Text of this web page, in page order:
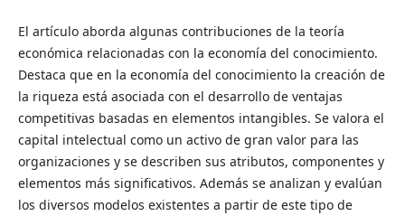
El artículo aborda algunas contribuciones de la teoría
económica relacionadas con la economía del conocimiento.
Destaca que en la economía del conocimiento la creación de
la riqueza está asociada con el desarrollo de ventajas
competitivas basadas en elementos intangibles. Se valora el
capital intelectual como un activo de gran valor para las
organizaciones y se describen sus atributos, componentes y
elementos más significativos. Además se analizan y evalúan
los diversos modelos existentes a partir de este tipo de